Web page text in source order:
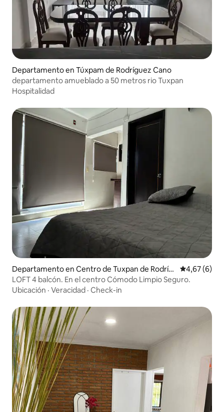
Departamento en Túxpam de Rodríguez Cano
departamento amueblado a 50 metros rio Tuxpan
Hospitalidad
Departamento en Centro de Tuxpan de Rodríg
uez Cano
Calificación
4,67 (6)
LOFT 4 balcón. En el centro Cómodo Limpio Seguro.
Ubicación · Veracidad · Check-in